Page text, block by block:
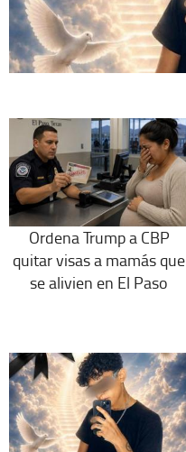
Ordena Trump a CBP
quitar visas a mamás que
se alivien en El Paso